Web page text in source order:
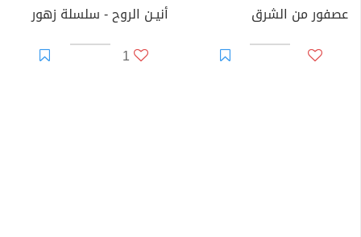
عصفور من الشرق
أنيـن الروح - سلسلة زهور
1